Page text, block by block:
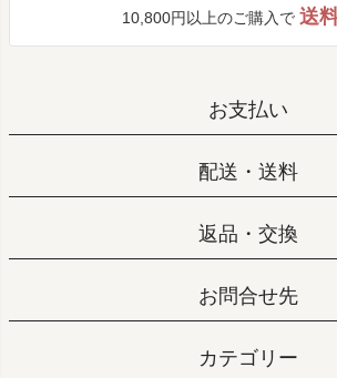
10,800円以上のご購入で 送
お支払い
配送・送料
返品・交換
お問合せ先
カテゴリー